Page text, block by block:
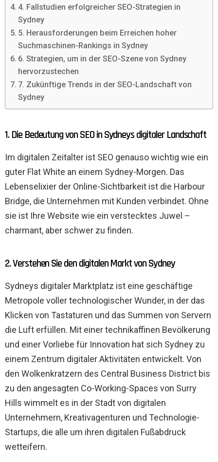
4. Fallstudien erfolgreicher SEO-Strategien in
Sydney
5. Herausforderungen beim Erreichen hoher
Suchmaschinen-Rankings in Sydney
6. Strategien, um in der SEO-Szene von Sydney
hervorzustechen
7. Zukünftige Trends in der SEO-Landschaft von
Sydney
1. Die Bedeutung von SEO in Sydneys digitaler Landschaft
Im digitalen Zeitalter ist SEO genauso wichtig wie ein
guter Flat White an einem Sydney-Morgen. Das
Lebenselixier der Online-Sichtbarkeit ist die Harbour
Bridge, die Unternehmen mit Kunden verbindet. Ohne
sie ist Ihre Website wie ein verstecktes Juwel –
charmant, aber schwer zu finden.
2. Verstehen Sie den digitalen Markt von Sydney
Sydneys digitaler Marktplatz ist eine geschäftige
Metropole voller technologischer Wunder, in der das
Klicken von Tastaturen und das Summen von Servern
die Luft erfüllen. Mit einer technikaffinen Bevölkerung
und einer Vorliebe für Innovation hat sich Sydney zu
einem Zentrum digitaler Aktivitäten entwickelt. Von
den Wolkenkratzern des Central Business District bis
zu den angesagten Co-Working-Spaces von Surry
Hills wimmelt es in der Stadt von digitalen
Unternehmern, Kreativagenturen und Technologie-
Startups, die alle um ihren digitalen Fußabdruck
wetteifern.